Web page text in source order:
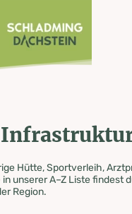
Hütte, Sportverleih,
unserer A–Z Liste findest
Region.